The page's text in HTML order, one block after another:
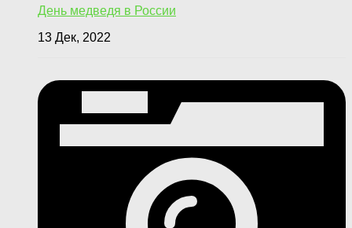
День медведя в России
13 Дек, 2022